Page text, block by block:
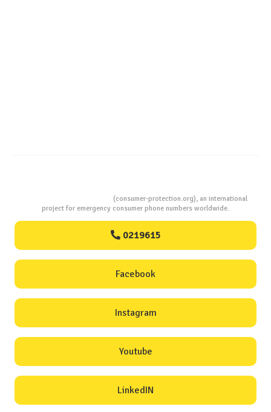
(consumer-protection.org), an international
project for emergency consumer phone numbers worldwide.
0219615
Facebook
Instagram
Youtube
LinkedIN